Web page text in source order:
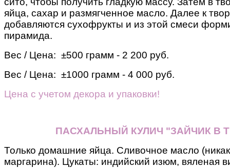
яйца, сахар и размягченное масло. Далее к
добавляются сухофрукты и из этой смеси
пирамида.
Вес / Цена: ±500 грамм - 2 200 руб.
Вес / Цена: ±1000 грамм - 4 000 руб.
Цена с учетом декора и упаковки!
ПАСХАЛЬНЫЙ КУЛИЧ "ЗАЙЧИК В
Только домашние яйца. Сливочное масло
маргарина). Цукаты: индийский изюм, вяленая